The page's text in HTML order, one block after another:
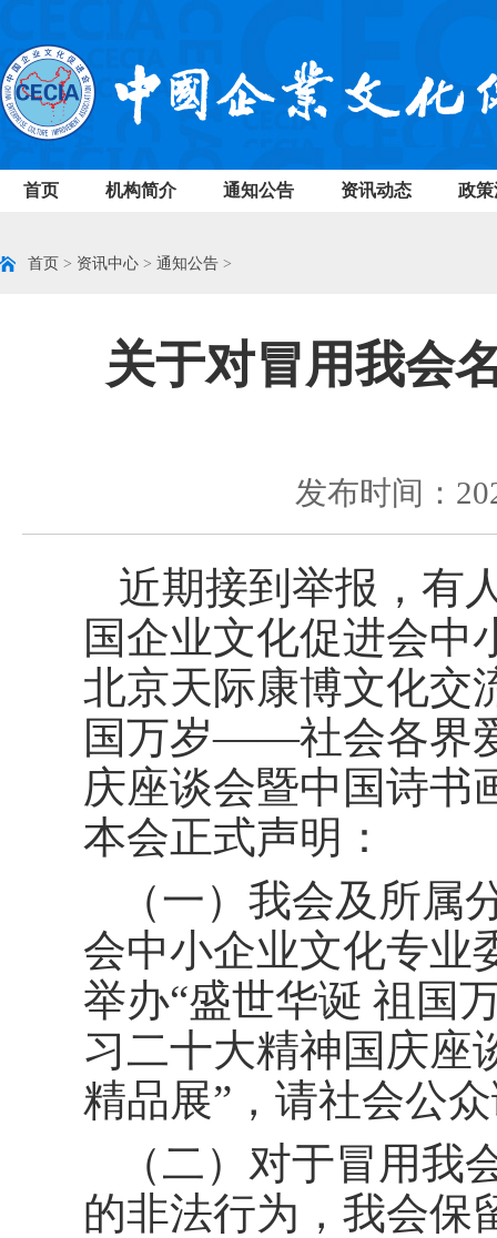
首页 机构简介 通知公告 资讯动态 政
首页 > 资讯中心 > 通知公告 >
关于对冒用我会
发布时间：
近期接到举报，有
国企业文化促进会中
北京天际康博文化交
国万岁——社会各界
庆座谈会暨中国诗书
本会正式声明：
（一）我会及所属
会中小企业文化专业
举办“盛世华诞 祖
习二十大精神国庆座
精品展”，请社会公
（二）对于冒用我
的非法行为，我会保